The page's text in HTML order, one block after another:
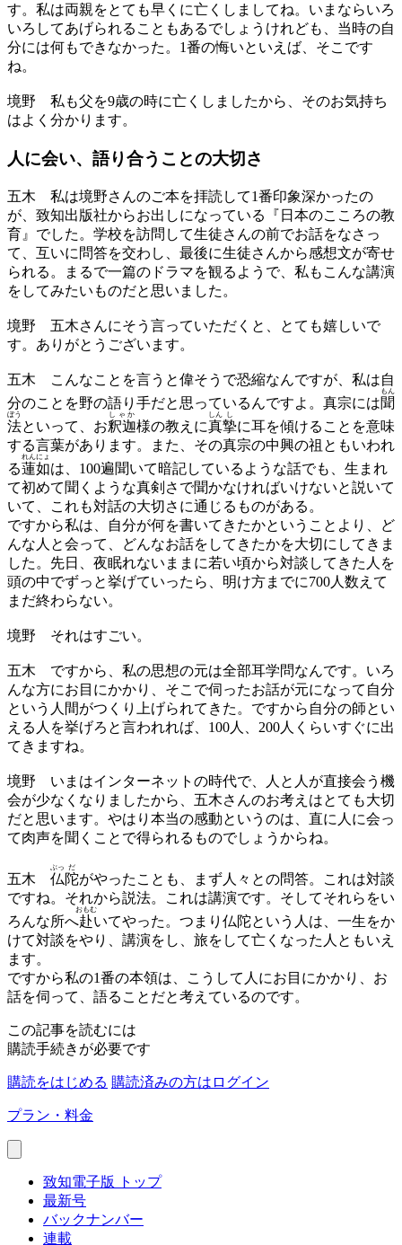
す。私は両親をとても早くに亡くしましてね。いまならいろ
いろしてあげられることもあるでしょうけれども、当時の自
分には何もできなかった。1番の悔いといえば、そこです
ね。
境野 私も父を9歳の時に亡くしましたから、そのお気持ち
はよく分かります。
人に会い、語り合うことの大切さ
五木 私は境野さんのご本を拝読して1番印象深かったの
が、致知出版社からお出しになっている『日本のこころの教
育』でした。学校を訪問して生徒さんの前でお話をなさっ
て、互いに問答を交わし、最後に生徒さんから感想文が寄せ
られる。まるで一篇のドラマを観るようで、私もこんな講演
をしてみたいものだと思いました。
境野 五木さんにそう言っていただくと、とても嬉しいで
す。ありがとうございます。
五木 こんなことを言うと偉そうで恐縮なんですが、私は自
分のことを野の語り手だと思っているんですよ。真宗には聞
もん
法
ぼう
といって、お釈迦
しゃか
様の教えに真
しん
摯
し
に耳を傾けることを意味
する言葉があります。また、その真宗の中興の祖ともいわれ
る蓮
れん
如
にょ
は、100遍聞いて暗記しているような話でも、生まれ
て初めて聞くような真剣さで聞かなければいけないと説いて
いて、これも対話の大切さに通じるものがある。
ですから私は、自分が何を書いてきたかということより、ど
んな人と会って、どんなお話をしてきたかを大切にしてきま
した。先日、夜眠れないままに若い頃から対談してきた人を
頭の中でずっと挙げていったら、明け方までに700人数えて
まだ終わらない。
境野 それはすごい。
五木 ですから、私の思想の元は全部耳学問なんです。いろ
んな方にお目にかかり、そこで伺ったお話が元になって自分
という人間がつくり上げられてきた。ですから自分の師とい
える人を挙げろと言われれば、100人、200人くらいすぐに出
てきますね。
境野 いまはインターネットの時代で、人と人が直接会う機
会が少なくなりましたから、五木さんのお考えはとても大切
だと思います。やはり本当の感動というのは、直に人に会っ
て肉声を聞くことで得られるものでしょうからね。
五木 仏
ぶっ
陀
だ
がやったことも、まず人々との問答。これは対談
ですね。それから説法。これは講演です。そしてそれらをい
ろんな所へ赴
おもむ
いてやった。つまり仏陀という人は、一生をか
けて対談をやり、講演をし、旅をして亡くなった人ともいえ
ます。
ですから私の1番の本領は、こうして人にお目にかかり、お
話を伺って、語ることだと考えているのです。
この記事を読むには
購読手続きが必要です
購読をはじめる 購読済みの方はログイン
プラン・料金
致知電子版 トップ
最新号
バックナンバー
連載